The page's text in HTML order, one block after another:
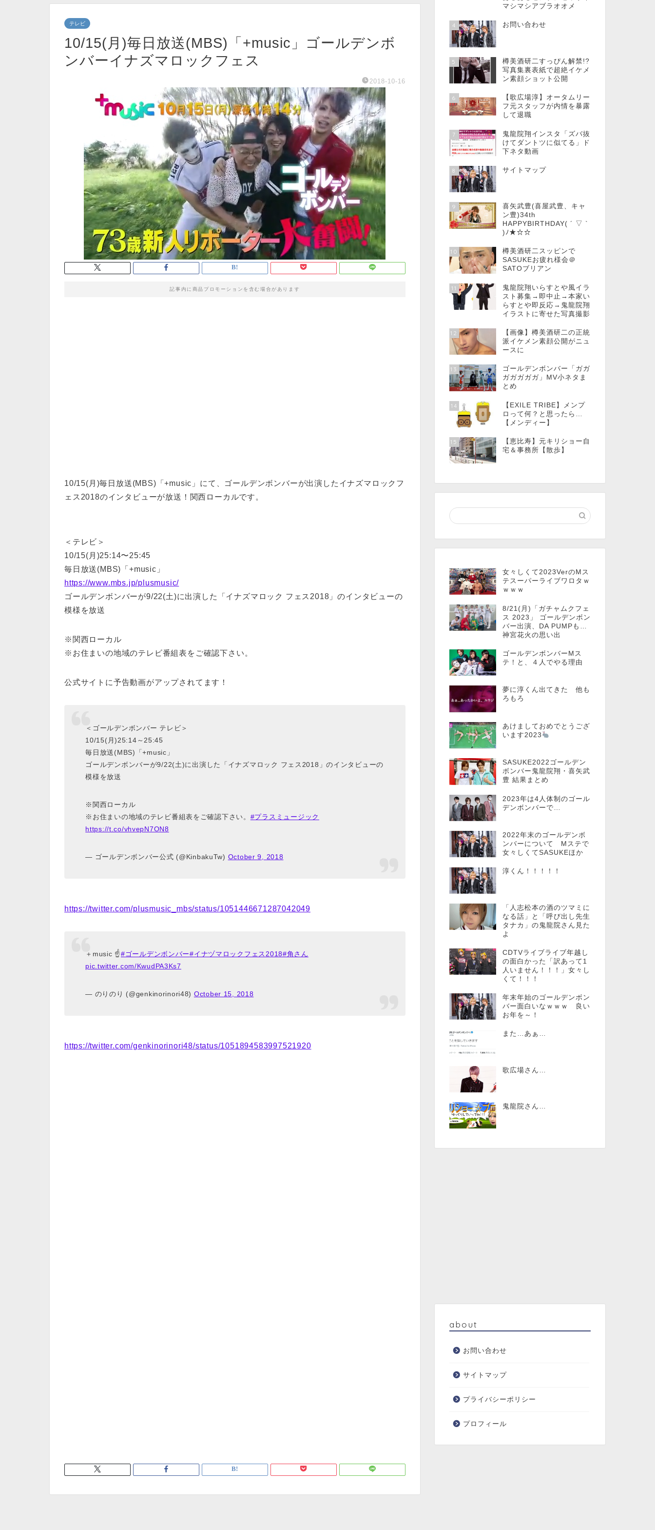
テレビ
10/15(月)毎日放送(MBS)「+music」ゴールデンボ
ンバーイナズマロックフェス
2018-10-16
記事内に商品プロモーションを含む場合があります
10/15(月)毎日放送(MBS)「+music」にて、ゴールデンボンバーが出演したイナズマロックフ
ェス2018のインタビューが放送！関西ローカルです。
＜テレビ＞
10/15(月)25:14〜25:45
毎日放送(MBS)「+music」
https://www.mbs.jp/plusmusic/
ゴールデンボンバーが9/22(土)に出演した「イナズマロック フェス2018」のインタビューの
模様を放送
※関西ローカル
※お住まいの地域のテレビ番組表をご確認下さい。
公式サイトに予告動画がアップされてます！
＜ゴールデンボンバー テレビ＞
10/15(月)25:14～25:45
毎日放送(MBS)「+music」
ゴールデンボンバーが9/22(土)に出演した「イナズマロック フェス2018」のインタビューの
模様を放送
※関西ローカル
※お住まいの地域のテレビ番組表をご確認下さい。 #プラスミュージック
https://t.co/vhvepN7ON8
— ゴールデンボンバー公式 (@KinbakuTw) October 9, 2018
https://twitter.com/plusmusic_mbs/status/1051446671287042049
＋music ☝️#ゴールデンボンバー#イナヅマロックフェス2018#角さん
pic.twitter.com/KwudPA3Ks7
— のりのり (@genkinorinori48) October 15, 2018
https://twitter.com/genkinorinori48/status/1051894583997521920
マシマシアブラオオメ
4 お問い合わせ
5
樽美酒研二すっぴん解禁!?
写真集裏表紙で超絶イケメ
ン素顔ショット公開
6
【歌広場淳】オータムリー
フ元スタッフが内情を暴露
して退職
7
鬼龍院翔インスタ「ズバ抜
けてダントツに似てる」ド
下ネタ動画
8 サイトマップ
9
喜矢武豊(喜屋武豊、キャ
ン豊)34th
HAPPYBIRTHDAY( ´ ▽ `
)ﾉ★☆☆
10
樽美酒研二スッピンで
SASUKEお疲れ様会＠
SATOブリアン
11
鬼龍院翔いらすとや風イラ
スト募集→即中止→本家い
らすとや即反応→鬼龍院翔
イラストに寄せた写真撮影
12
【画像】樽美酒研二の正統
派イケメン素顔公開がニュ
ースに
13
ゴールデンボンバー「ガガ
ガガガガガ」MV小ネタま
とめ
14
【EXILE TRIBE】メンプ
ロって何？と思ったら…
【メンディー】
15
【恵比寿】元キリショー自
宅＆事務所【散歩】
女々しくて2023VerのMス
テスーパーライブワロタｗ
ｗｗｗ
8/21(月)「ガチャムクフェ
ス 2023」 ゴールデンボン
バー出演、DA PUMPも…
神宮花火の思い出
ゴールデンボンバーMス
テ！と、４人でやる理由
夢に淳くん出てきた 他も
ろもろ
あけましておめでとうござ
います2023
SASUKE2022ゴールデン
ボンバー鬼龍院翔・喜矢武
豊 結果まとめ
2023年は4人体制のゴール
デンボンバーで…
2022年末のゴールデンボ
ンバーについて Mステで
女々しくてSASUKEほか
淳くん！！！！！
「人志松本の酒のツマミに
なる話」と「呼び出し先生
タナカ」の鬼龍院さん見た
よ
CDTVライブライブ年越し
の面白かった「訳あって1
人いません！！！」女々し
くて！！！
年末年始のゴールデンボン
バー面白いなｗｗｗ 良い
お年を～！
また…あぁ…
歌広場さん…
鬼龍院さん…
about
お問い合わせ
サイトマップ
プライバシーポリシー
プロフィール